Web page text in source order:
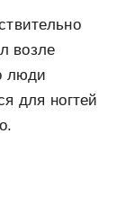
возле
люди
для ногтей